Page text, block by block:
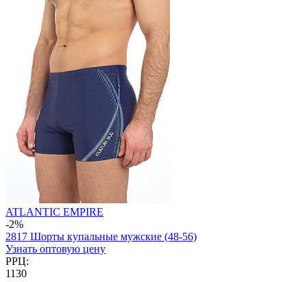
ATLANTIC EMPIRE
-2%
2817 Шорты купальные мужские (48-56)
Узнать оптовую цену
РРЦ:
1130